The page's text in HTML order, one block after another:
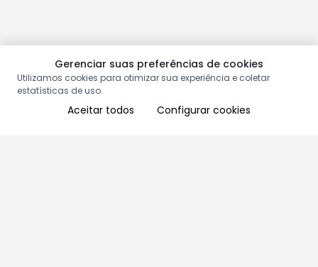
Gerenciar suas preferências de cookies
Utilizamos cookies para otimizar sua experiência e coletar
estatísticas de uso.
Aceitar todos Configurar cookies